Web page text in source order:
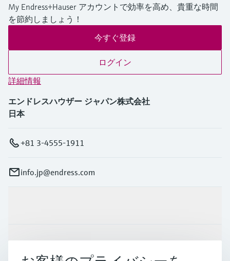
My Endress+Hauser アカウントで効率を高め、貴重な時間
を節約しましょう！
今すぐ登録
ログイン
詳細情報
エンドレスハウザー ジャパン株式会社
日本
+81 3-4555-1911
info.jp@endress.com
インダストリー